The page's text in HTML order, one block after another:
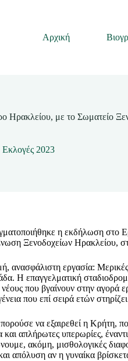
Αρχική
Ηρακλείου, με το Σωματείο
Εκλογές 2023
η εκδήλωση στο
Ξενοδοχείων Ηρακλείου,
εργασία: Μερικές
Η επαγγελματική
που βγαίνουν στην αγορά
που επί σειρά ετών στηρίζει
να εξαιρεθεί η Κρήτη,
και απλήρωτες υπερωρίες,
ακόμη, μισθολογικές
απόλυση αν η γυναίκα